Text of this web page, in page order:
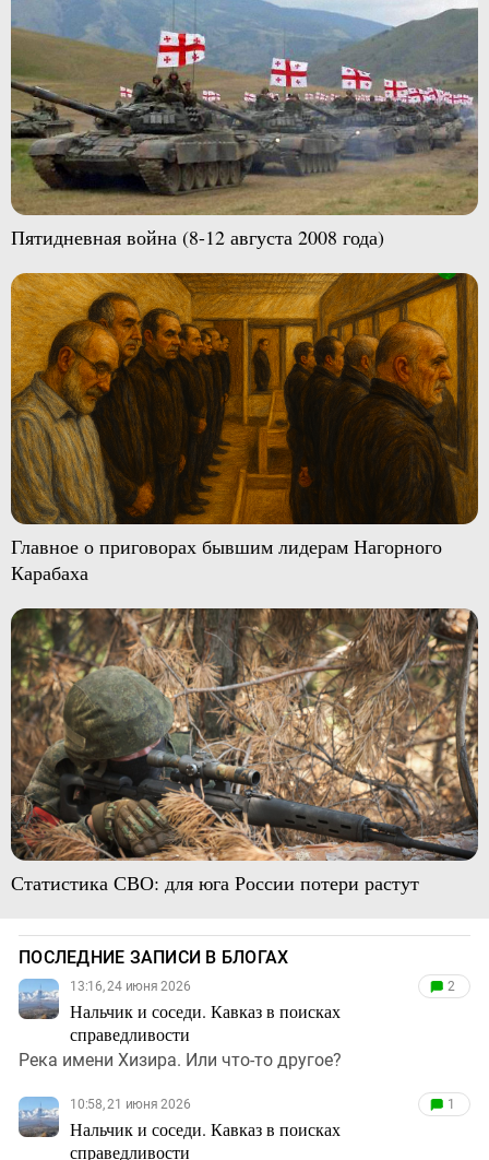
Пятидневная война (8-12 августа 2008 года)
Главное о приговорах бывшим лидерам Нагорного
Карабаха
Статистика СВО: для юга России потери растут
ПОСЛЕДНИЕ ЗАПИСИ В БЛОГАХ
13:16, 24 июня 2026
Нальчик и соседи. Кавказ в поисках
справедливости
2
Река имени Хизира. Или что-то другое?
10:58, 21 июня 2026
Нальчик и соседи. Кавказ в поисках
справедливости
1